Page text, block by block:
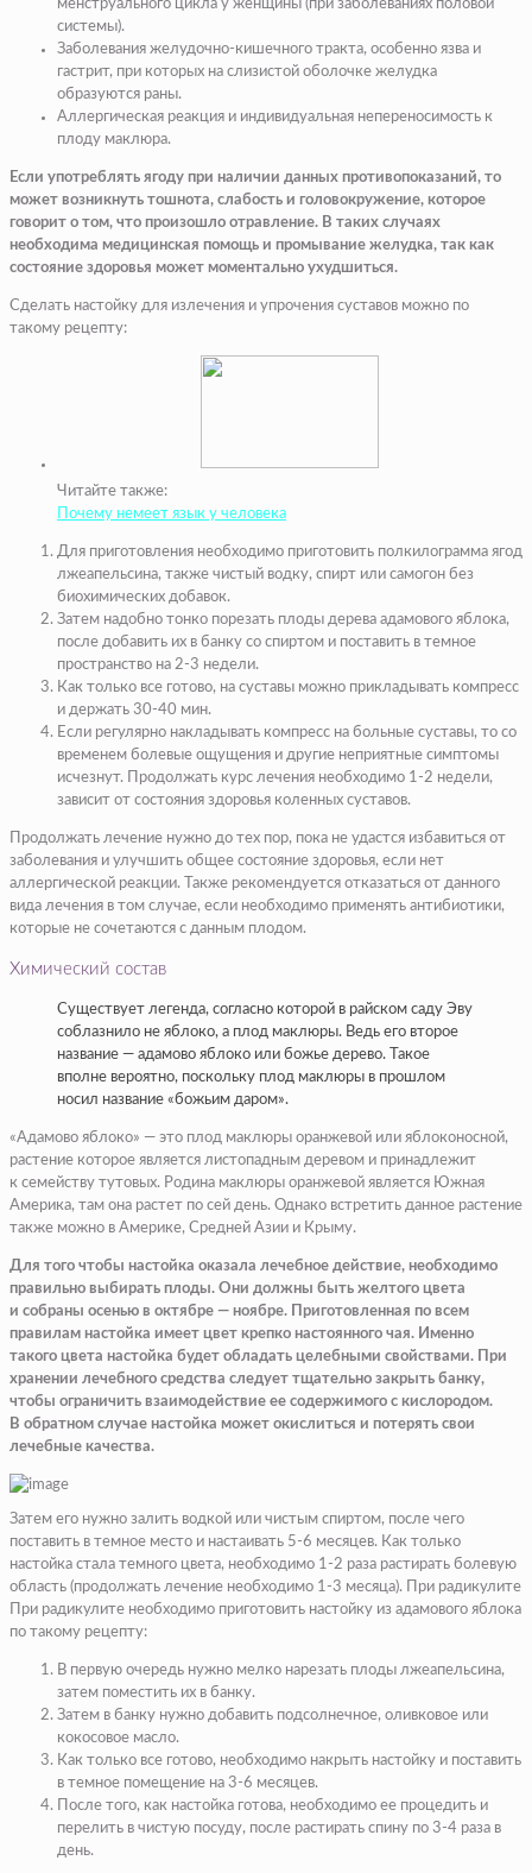
менструального цикла у женщины (при заболеваниях половой
системы).
Заболевания желудочно-кишечного тракта, особенно язва и
гастрит, при которых на слизистой оболочке желудка
образуются раны.
Аллергическая реакция и индивидуальная непереносимость к
плоду маклюра.
Если употреблять ягоду при наличии данных противопоказаний, то
может возникнуть тошнота, слабость и головокружение, которое
говорит о том, что произошло отравление. В таких случаях
необходима медицинская помощь и промывание желудка, так как
состояние здоровья может моментально ухудшиться.
Сделать настойку для излечения и упрочения суставов можно по
такому рецепту:
Читайте также:
Почему немеет язык у человека
Для приготовления необходимо приготовить полкилограмма ягод
лжеапельсина, также чистый водку, спирт или самогон без
биохимических добавок.
Затем надобно тонко порезать плоды дерева адамового яблока,
после добавить их в банку со спиртом и поставить в темное
пространство на 2-3 недели.
Как только все готово, на суставы можно прикладывать компресс
и держать 30-40 мин.
Если регулярно накладывать компресс на больные суставы, то со
временем болевые ощущения и другие неприятные симптомы
исчезнут. Продолжать курс лечения необходимо 1-2 недели,
зависит от состояния здоровья коленных суставов.
Продолжать лечение нужно до тех пор, пока не удастся избавиться от
заболевания и улучшить общее состояние здоровья, если нет
аллергической реакции. Также рекомендуется отказаться от данного
вида лечения в том случае, если необходимо применять антибиотики,
которые не сочетаются с данным плодом.
Химический состав
Существует легенда, согласно которой в райском саду Эву
соблазнило не яблоко, а плод маклюры. Ведь его второе
название — адамово яблоко или божье дерево. Такое
вполне вероятно, поскольку плод маклюры в прошлом
носил название «божьим даром».
«Адамово яблоко» — это плод маклюры оранжевой или яблоконосной,
растение которое является листопадным деревом и принадлежит
к семейству тутовых. Родина маклюры оранжевой является Южная
Америка, там она растет по сей день. Однако встретить данное растение
также можно в Америке, Средней Азии и Крыму.
Для того чтобы настойка оказала лечебное действие, необходимо
правильно выбирать плоды. Они должны быть желтого цвета
и собраны осенью в октябре — ноябре. Приготовленная по всем
правилам настойка имеет цвет крепко настоянного чая. Именно
такого цвета настойка будет обладать целебными свойствами. При
хранении лечебного средства следует тщательно закрыть банку,
чтобы ограничить взаимодействие ее содержимого с кислородом.
В обратном случае настойка может окислиться и потерять свои
лечебные качества.
Затем его нужно залить водкой или чистым спиртом, после чего
поставить в темное место и настаивать 5-6 месяцев. Как только
настойка стала темного цвета, необходимо 1-2 раза растирать болевую
область (продолжать лечение необходимо 1-3 месяца). При радикулите
При радикулите необходимо приготовить настойку из адамового яблока
по такому рецепту:
В первую очередь нужно мелко нарезать плоды лжеапельсина,
затем поместить их в банку.
Затем в банку нужно добавить подсолнечное, оливковое или
кокосовое масло.
Как только все готово, необходимо накрыть настойку и поставить
в темное помещение на 3-6 месяцев.
После того, как настойка готова, необходимо ее процедить и
перелить в чистую посуду, после растирать спину по 3-4 раза в
день.